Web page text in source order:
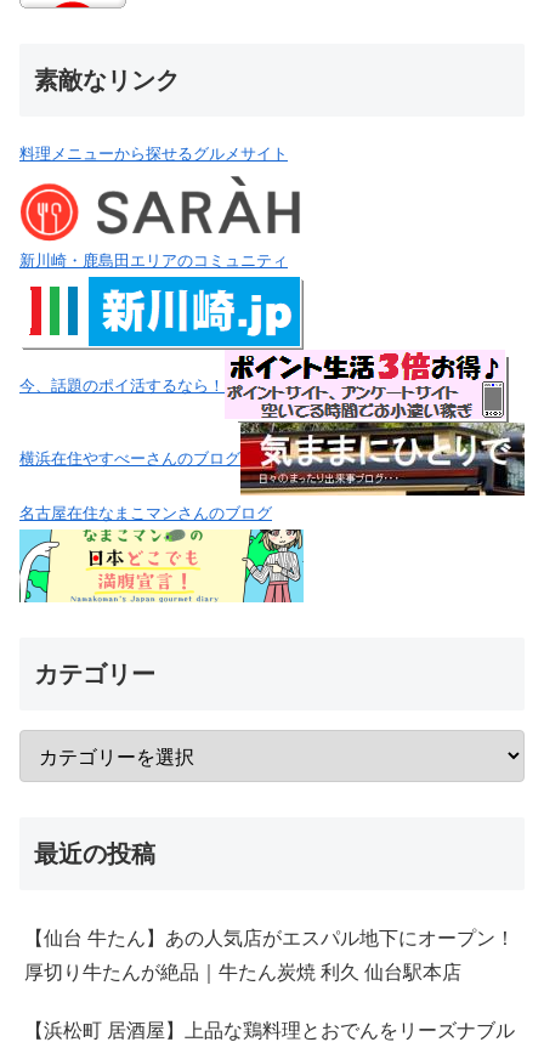
素敵なリンク
料理メニューから探せるグルメサイト
新川崎・鹿島田エリアのコミュニティ
今、話題のポイ活するなら！
横浜在住やすべーさんのブログ
名古屋在住なまこマンさんのブログ
カテゴリー
最近の投稿
【仙台 牛たん】あの人気店がエスパル地下にオープン！
厚切り牛たんが絶品｜牛たん炭焼 利久 仙台駅本店
【浜松町 居酒屋】上品な鶏料理とおでんをリーズナブル